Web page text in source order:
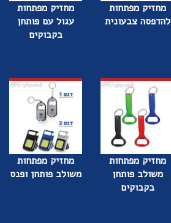
מחזיק מפתחות
להדפסה צבעונית
מחזיק מפתחות
עגול עם פותחן
בקבוקים
מחזיק מפתחות
משולב פותחן
בקבוקים
מחזיק מפתחות
משולב פותחן ופנס